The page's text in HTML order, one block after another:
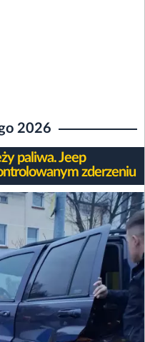
2026
paliwa. Jeep
zderzeniu